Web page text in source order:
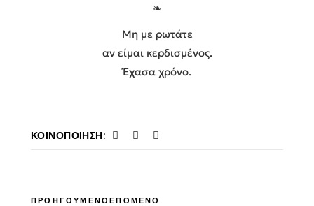
❧
Μη με ρωτάτε
αν είμαι κερδισμένος.
Έχασα χρόνο.
ΚΟΙΝΟΠΟΊΗΣΗ:
ΠΡΟΗΓΟΥΜΕΝΟΕΠΟΜΕΝΟ